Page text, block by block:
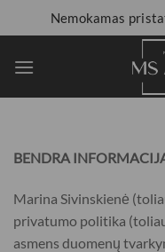
Nemokamas
BENDRA
Marina Sivinskienė
privatumo politika
asmens duomenų